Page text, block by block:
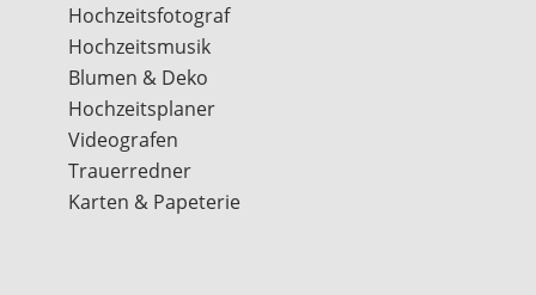
Hochzeitsfotograf
Hochzeitsmusik
Blumen & Deko
Hochzeitsplaner
Videografen
Trauerredner
Karten & Papeterie